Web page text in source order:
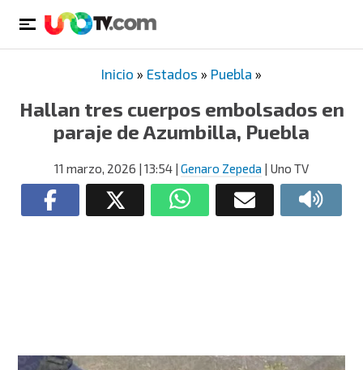
Inicio » Estados » Puebla »
Hallan tres cuerpos embolsados en
paraje de Azumbilla, Puebla
11 marzo, 2026 | 13:54 | Genaro Zepeda | Uno TV